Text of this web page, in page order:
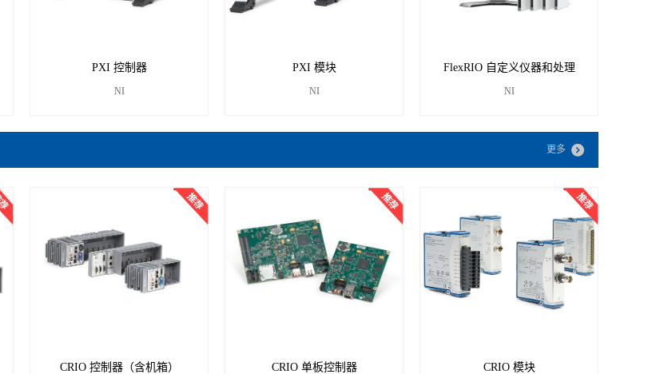
PXI 控制器
NI
PXI 模块
NI
FlexRIO 自定义仪器和处理
NI
更多
CRIO ​控制器（含机箱） CRIO 单​板​控制器 CRIO 模块